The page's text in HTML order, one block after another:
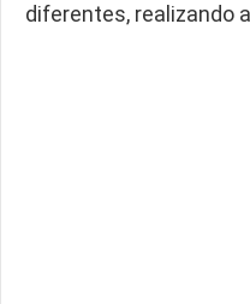
diferentes, realizando